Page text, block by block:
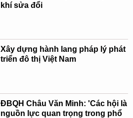
khí sửa đổi
Xây dựng hành lang pháp lý phát
triển đô thị Việt Nam
ĐBQH Châu Văn Minh: 'Các hội là
nguồn lực quan trọng trong phổ